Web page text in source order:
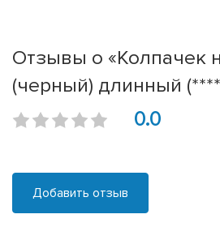
Отзывы о «Колпачек
(черный) длинный
0.0
Добавить отзыв